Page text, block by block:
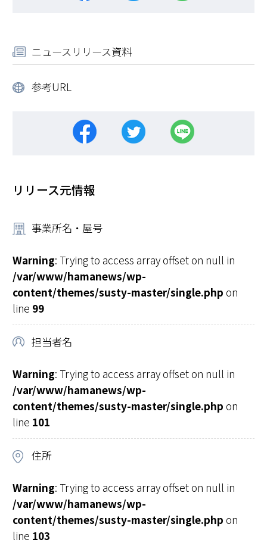
ニュースリリース資料
参考URL
リリース元情報
事業所名・屋号
Warning: Trying to access array offset on null in
/var/www/hamanews/wp-
content/themes/susty-master/single.php on
line 99
担当者名
Warning: Trying to access array offset on null in
/var/www/hamanews/wp-
content/themes/susty-master/single.php on
line 101
住所
Warning: Trying to access array offset on null in
/var/www/hamanews/wp-
content/themes/susty-master/single.php on
line 103